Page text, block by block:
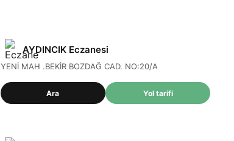
AYDINCIK Eczanesi
YENİ MAH .BEKİR BOZDAĞ CAD. NO:20/A
Ara Yol tarifi